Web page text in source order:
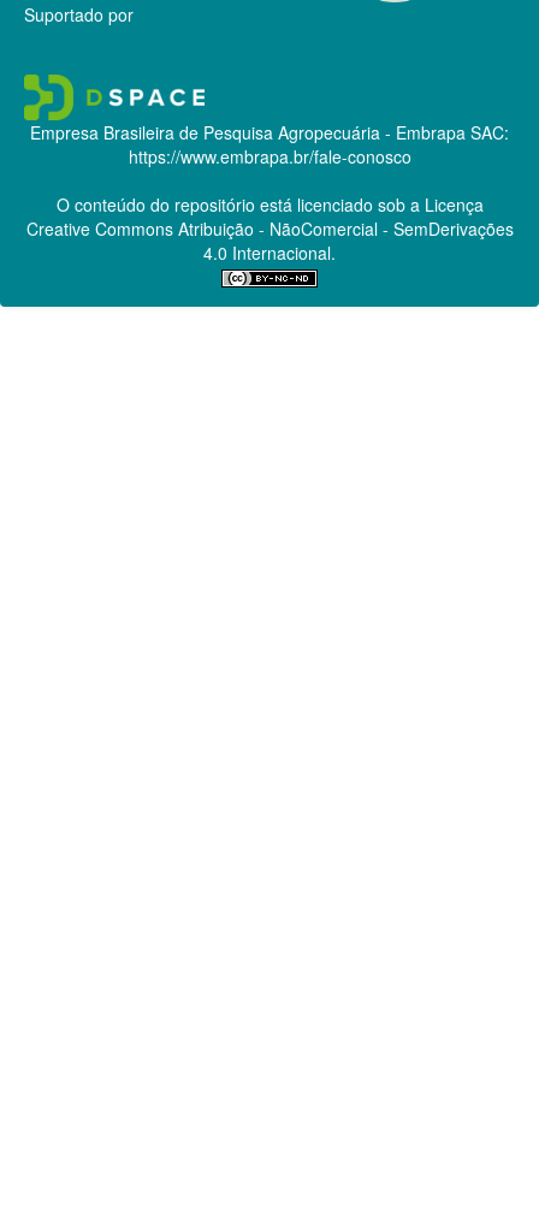
Suportado por
Empresa Brasileira de Pesquisa Agropecuária - Embrapa SAC:
https://www.embrapa.br/fale-conosco
O conteúdo do repositório está licenciado sob a Licença
Creative CommonsAtribuição - NãoComercial - SemDerivações
4.0 Internacional.